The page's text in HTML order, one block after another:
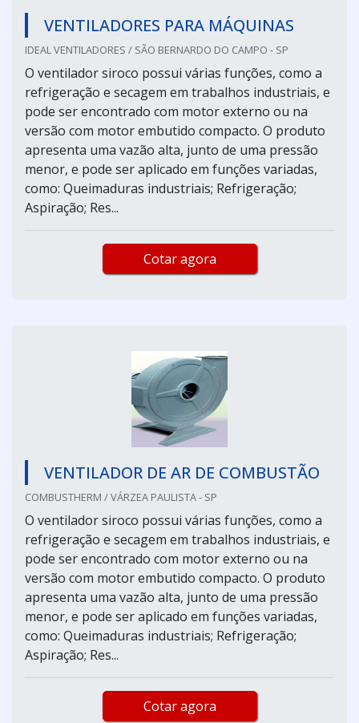
VENTILADORES PARA MÁQUINAS
IDEAL VENTILADORES / SÃO BERNARDO DO CAMPO - SP
O ventilador siroco possui várias funções, como a
refrigeração e secagem em trabalhos industriais, e
pode ser encontrado com motor externo ou na
versão com motor embutido compacto. O produto
apresenta uma vazão alta, junto de uma pressão
menor, e pode ser aplicado em funções variadas,
como: Queimaduras industriais; Refrigeração;
Aspiração; Res...
Cotar agora
VENTILADOR DE AR DE COMBUSTÃO
COMBUSTHERM / VÁRZEA PAULISTA - SP
O ventilador siroco possui várias funções, como a
refrigeração e secagem em trabalhos industriais, e
pode ser encontrado com motor externo ou na
versão com motor embutido compacto. O produto
apresenta uma vazão alta, junto de uma pressão
menor, e pode ser aplicado em funções variadas,
como: Queimaduras industriais; Refrigeração;
Aspiração; Res...
Cotar agora